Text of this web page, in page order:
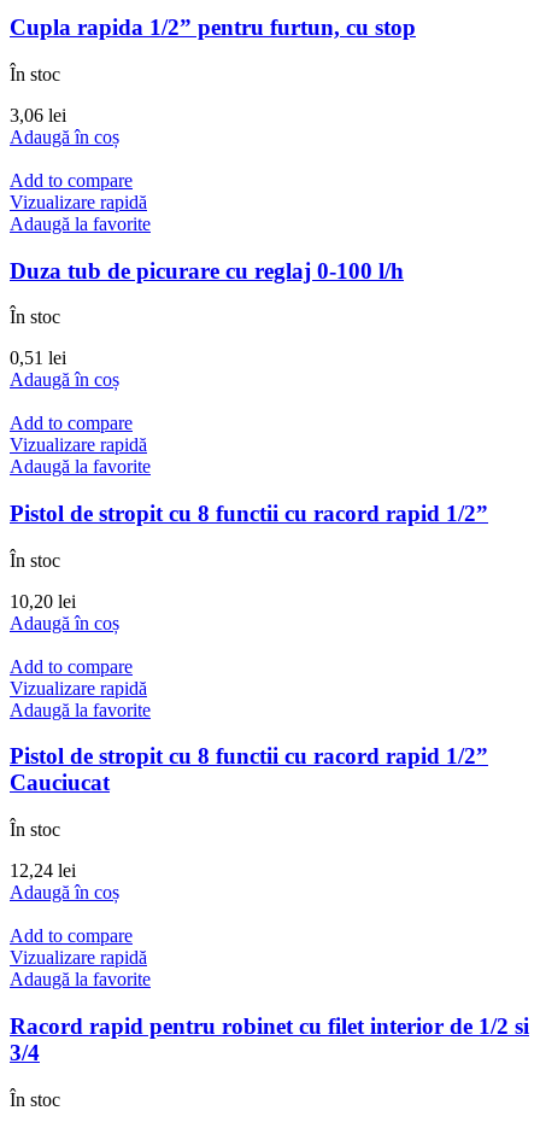
Cupla rapida 1/2” pentru furtun, cu stop
În stoc
3,06 lei
Adaugă în coș
Add to compare
Vizualizare rapidă
Adaugă la favorite
Duza tub de picurare cu reglaj 0-100 l/h
În stoc
0,51 lei
Adaugă în coș
Add to compare
Vizualizare rapidă
Adaugă la favorite
Pistol de stropit cu 8 functii cu racord rapid 1/2”
În stoc
10,20 lei
Adaugă în coș
Add to compare
Vizualizare rapidă
Adaugă la favorite
Pistol de stropit cu 8 functii cu racord rapid 1/2”
Cauciucat
În stoc
12,24 lei
Adaugă în coș
Add to compare
Vizualizare rapidă
Adaugă la favorite
Racord rapid pentru robinet cu filet interior de 1/2 si
3/4
În stoc